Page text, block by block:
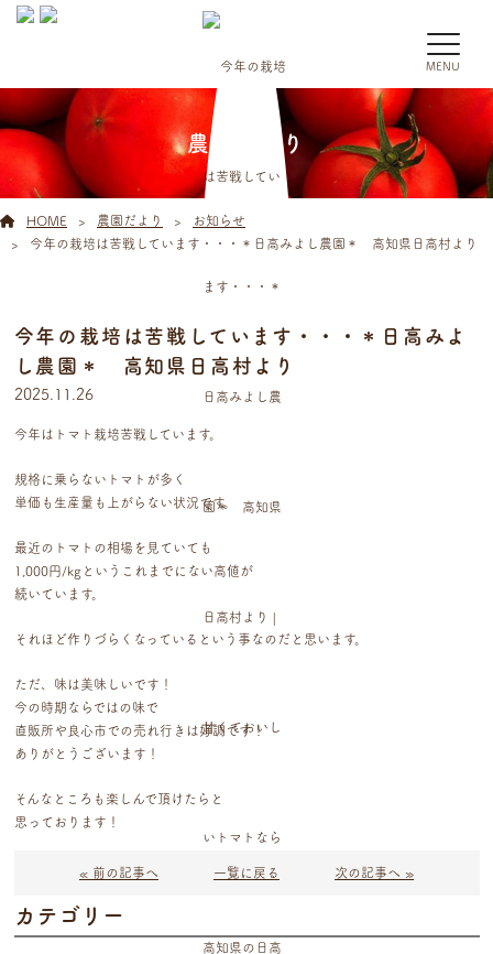
MENU
農園だより
HOME 農園だより
お知らせ
今年の栽培は苦戦しています・・・＊日高みよし農園＊ 高知県日高村より
今年の栽培は苦戦しています・・・＊日高みよ
し農園＊ 高知県日高村より
2025.11.26
今年はトマト栽培苦戦しています。
規格に乗らないトマトが多く
単価も生産量も上がらない状況です。
最近のトマトの相場を見ていても
1,000円/kgというこれまでにない高値が
続いています。
それほど作りづらくなっているという事なのだと思います。
ただ、味は美味しいです！
今の時期ならではの味で
直販所や良心市での売れ行きは好調です！
ありがとうございます！
そんなところも楽しんで頂けたらと
思っております！
« 前の記事へ 一覧に戻る 次の記事へ »
カテゴリー